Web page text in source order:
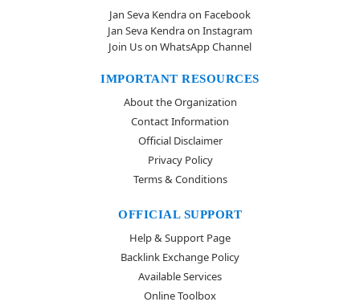
Jan Seva Kendra on Facebook
Jan Seva Kendra on Instagram
Join Us on WhatsApp Channel
IMPORTANT RESOURCES
About the Organization
Contact Information
Official Disclaimer
Privacy Policy
Terms & Conditions
OFFICIAL SUPPORT
Help & Support Page
Backlink Exchange Policy
Available Services
Online Toolbox